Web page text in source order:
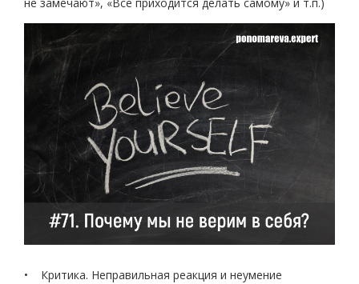
• Критика. Неправильная реакция и неумение